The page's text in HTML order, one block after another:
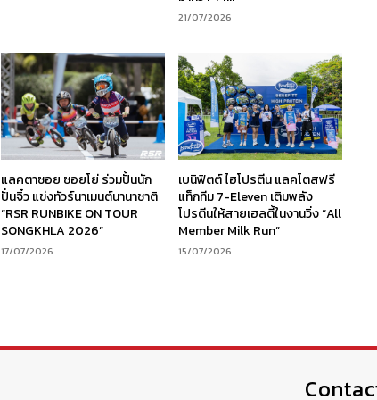
21/07/2026
แลคตาซอย ซอยโย่ ร่วมปั้นนัก
ปั่นจิ๋ว แข่งทัวร์นาเมนต์นานาชาติ
“RSR RUNBIKE ON TOUR
SONGKHLA 2026”
17/07/2026
เบนิฟิตต์ ไฮโปรตีน แลคโตสฟรี
แท็กทีม 7-Eleven เติมพลัง
โปรตีนให้สายเฮลตี้ในงานวิ่ง “All
Member Milk Run”
15/07/2026